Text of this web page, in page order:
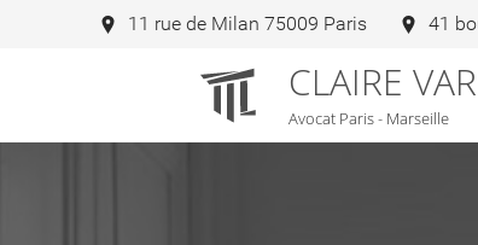
CLAIRE
Avocat Paris - Marseille
11 rue de Milan 75009 Paris 41